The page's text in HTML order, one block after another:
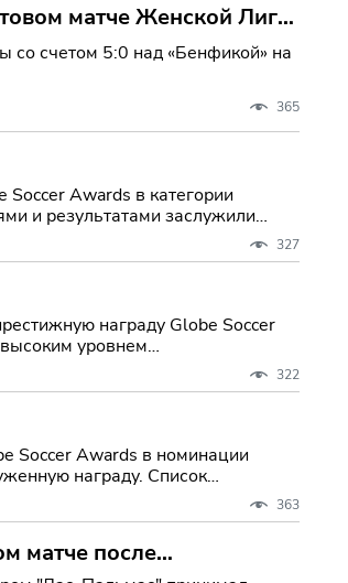
матче Женской Лиги
со счетом 5:0 над «Бенфикой» на
365
Awards в категории
и результатами заслужили
327
награду Globe Soccer
уровнем
322
Soccer Awards в номинации
награду. Список
363
матче после